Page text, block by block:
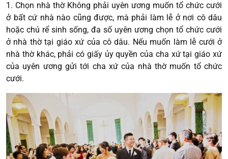
1. Chọn nhà thờ Không phải uyên ương muốn tổ chức cưới
ở bất cứ nhà nào cũng được, mà phải làm lễ ở nơi cô dâu
hoặc chú rể sinh sống, đa số uyên ương chọn tổ chức cưới
ở nhà thờ tại giáo xứ của cô dâu. Nếu muốn làm lễ cưới ở
nhà thờ khác, phải có giấy ủy quyền của cha xứ tại giáo xứ
của uyên ương gửi tới cha xứ của nhà thờ muốn tổ chức
cưới.